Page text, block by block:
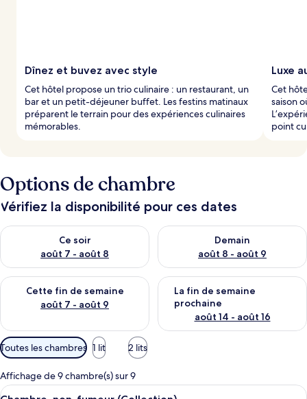
Dînez et buvez avec style
Cet hôtel propose un trio culinaire : un restaurant, un
bar et un petit-déjeuner buffet. Les festins matinaux
préparent le terrain pour des expériences culinaires
mémorables.
Luxe
Cet
saison
point
Options de chambre
Vérifiez la disponibilité pour ces dates
Ce soir
août 7 - août 8
Vérifier la disponibilité pour ce soir août 7 - août 8
Demain
août 8 - août 9
Vérifier la disponibilité pour
Cette fin de semaine
août 7 - août 9
Vérifier la disponibilité pour cette fin de semaine août 7 -
La fin de semaine
prochaine
août 14 - août 16
Vérifier la disponibilité pour
Filtres
disponibles
pour
les
Toutes les chambres 1 lit 2 lits
Affichage de 9 chambre(s) sur 9
Afficher
Une chambre d’hôtel avec un lit, un
5